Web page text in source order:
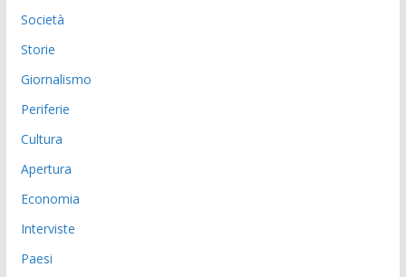
Società
Storie
Giornalismo
Periferie
Cultura
Apertura
Economia
Interviste
Paesi